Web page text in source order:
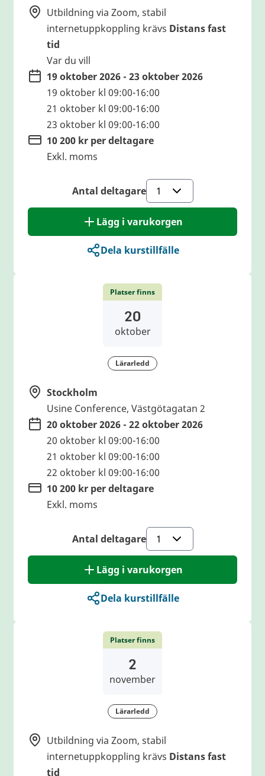
Utbildning via Zoom, stabil
internetuppkoppling krävs Distans fast
tid
Var du vill
19 oktober 2026 - 23 oktober 2026
19 oktober kl 09:00-16:00
21 oktober kl 09:00-16:00
23 oktober kl 09:00-16:00
10 200 kr per deltagare
Exkl. moms
Antal deltagare
Lägg i varukorgen
Dela kurstillfälle
Platser finns
20
oktober
Lärarledd
Stockholm
Usine Conference, Västgötagatan 2
20 oktober 2026 - 22 oktober 2026
20 oktober kl 09:00-16:00
21 oktober kl 09:00-16:00
22 oktober kl 09:00-16:00
10 200 kr per deltagare
Exkl. moms
Antal deltagare
Lägg i varukorgen
Dela kurstillfälle
Platser finns
2
november
Lärarledd
Utbildning via Zoom, stabil
internetuppkoppling krävs Distans fast
tid